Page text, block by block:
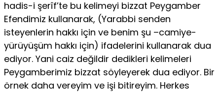
hadis-i şerîf’te bu kelimeyi bizzat Peygamber
Efendimiz kullanarak, (Yarabbi senden
isteyenlerin hakkı için ve benim şu –camiye-
yürüyüşüm hakkı için) ifadelerini kullanarak dua
ediyor. Yani caiz değildir dedikleri kelimeleri
Peygamberimiz bizzat söyleyerek dua ediyor. Bir
örnek daha vereyim ve işi bitireyim. Herkes